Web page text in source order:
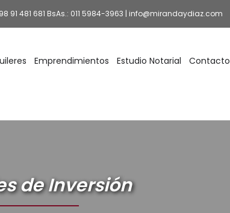
91 481 681 BsAs.: 011 5984-3963 | info@mirandaydiaz.com
Emprendimientos Estudio Notarial Contacto
de Inversión